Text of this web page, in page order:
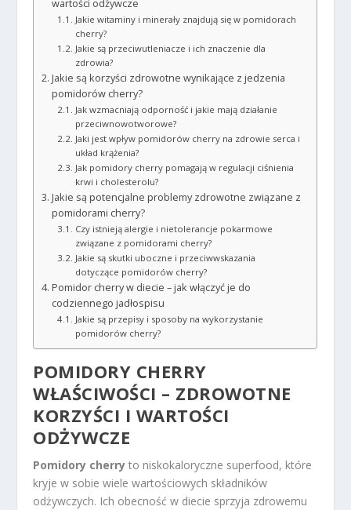
wartości odżywcze
Jakie witaminy i minerały znajdują się w pomidorach
cherry?
Jakie są przeciwutleniacze i ich znaczenie dla
zdrowia?
Jakie są korzyści zdrowotne wynikające z jedzenia
pomidorów cherry?
Jak wzmacniają odporność i jakie mają działanie
przeciwnowotworowe?
Jaki jest wpływ pomidorów cherry na zdrowie serca i
układ krążenia?
Jak pomidory cherry pomagają w regulacji ciśnienia
krwi i cholesterolu?
Jakie są potencjalne problemy zdrowotne związane z
pomidorami cherry?
Czy istnieją alergie i nietolerancje pokarmowe
związane z pomidorami cherry?
Jakie są skutki uboczne i przeciwwskazania
dotyczące pomidorów cherry?
Pomidor cherry w diecie – jak włączyć je do
codziennego jadłospisu
Jakie są przepisy i sposoby na wykorzystanie
pomidorów cherry?
POMIDORY CHERRY
WŁAŚCIWOŚCI – ZDROWOTNE
KORZYŚCI I WARTOŚCI
ODŻYWCZE
Pomidory cherry to niskokaloryczne superfood, które
kryje w sobie wiele wartościowych składników
odżywczych. Ich obecność w diecie sprzyja zdrowemu